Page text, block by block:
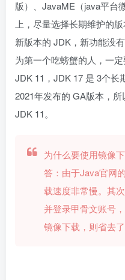
版）、JavaME（java平台
上，尽量选择长期维护的
新版本的 JDK，新功能没
为第一个吃螃蟹的人，一
JDK 11，JDK 17 是 3个长
2021年发布的 GA版本，
JDK 11。
为什么要使用镜像
答：由于Java官网
载速度非常慢。其
并登录甲骨文账号
镜像下载，则省去